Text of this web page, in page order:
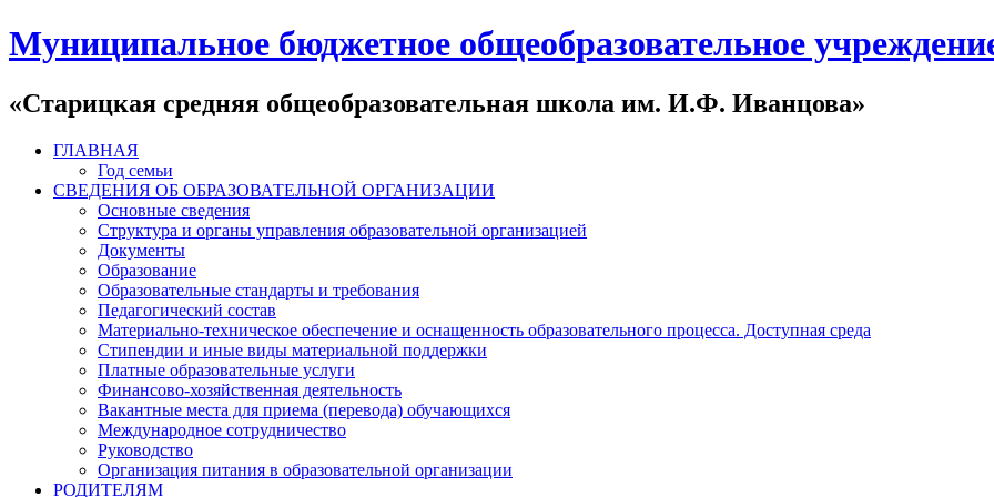
Муниципальное бюджетное общеобразовательное
«Старицкая средняя общеобразовательная школа им. И.Ф. Иванцова»
ГЛАВНАЯ
Год семьи
СВЕДЕНИЯ ОБ ОБРАЗОВАТЕЛЬНОЙ ОРГАНИЗАЦИИ
Основные сведения
Структура и органы управления образовательной организацией
Документы
Образование
Образовательные стандарты и требования
Педагогический состав
Материально-техническое обеспечение и оснащенность образовательного процесса. Доступная среда
Стипендии и иные виды материальной поддержки
Платные образовательные услуги
Финансово-хозяйственная деятельность
Вакантные места для приема (перевода) обучающихся
Международное сотрудничество
Руководство
Организация питания в образовательной организации
РОДИТЕЛЯМ